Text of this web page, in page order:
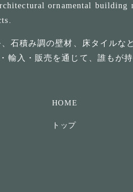
ornamental building
石積み調の壁材、床タイルな
輸入・販売を通じて、誰もが
HOME
トップ